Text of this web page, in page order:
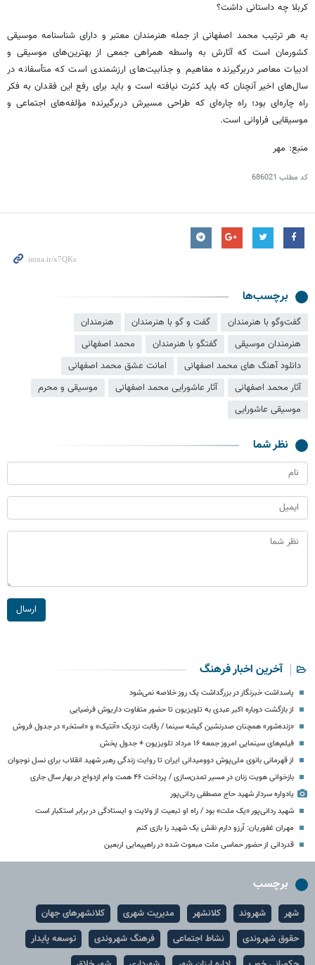
کربلا چه داستانی داشت؟
به هر ترتیب محمد اصفهانی از جمله هنرمندان معتبر و دارای شناسنامه موسیقی
کشورمان است که آثارش به واسطه همراهی جمعی از بهترین‌های موسیقی و
ادبیات معاصر دربرگیرنده مفاهیم و جذابیت‌های ارزشمندی است که متأسفانه در
سال‌های اخیر آنچنان که باید کثرت نیافته است و باید برای رفع این فقدان به فکر
راه چاره‌ای بود؛ راه چاره‌ای که طراحی مسیرش دربرگیرنده مؤلفه‌های اجتماعی و
موسیقایی فراوانی است.
منبع: مهر
کد مطلب 686021
برچسب‌ها
گفت‌وگو با هنرمندان گفت و گو با هنرمندان
هنرمندان
هنرمندان موسیقی
گفتگو با هنرمندان
محمد اصفهانی
دانلود آهنگ های محمد اصفهانی
امانت عشق محمد اصفهانی
آثار محمد اصفهانی
آثار عاشورایی محمد اصفهانی
موسیقی و محرم
موسیقی عاشورایی
نظر شما
ارسال
آخرین اخبار فرهنگ
پاسداشت خبرنگار در بزرگداشت یک روز خلاصه نمی‌شود
از بازگشت دوباره اکبر عبدی به تلویزیون تا حضور متفاوت داریوش فرضیایی
«زنده‌شور» همچنان صدرنشین گیشه سینما / رقابت نزدیک «آنتیک» و «استخر» در جدول فروش
فیلم‌های سینمایی امروز جمعه ۱۶ مرداد تلویزیون + جدول پخش
از قهرمانی بانوی ملی‌پوش دوومیدانی ایران تا روایت زندگی رهبر شهید انقلاب برای نسل نوجوان
بازخوانی هویت زنان در مسیر تمدن‌سازی / پرداخت ۴۶ همت وام ازدواج در بهار سال جاری
یادواره سردار شهید حاج مصطفی ردانی‌پور
شهید ردانی‌پور «یک ملت» بود / راه او تبعیت از ولایت و ایستادگی در برابر استکبار است
مهران غفوریان: آرزو دارم نقش یک شهید را بازی کنم
قدردانی از حضور حماسی ملت مبعوث شده در راهپیمایی اربعین
برچسب
شهر شهروند کلانشهر مدیریت شهری
کلانشهرهای جهان
حقوق شهروندی
نشاط اجتماعی فرهنگ شهروندی
توسعه پایدار